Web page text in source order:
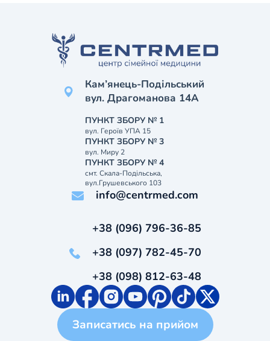
Кам’янець-Подільський
вул. Драгоманова 14А
ПУНКТ ЗБОРУ № 1
вул. Героїв УПА 15
ПУНКТ ЗБОРУ № 3
вул. Миру 2
ПУНКТ ЗБОРУ № 4
смт. Скала-Подільська,
вул.Грушевського 103
info@centrmed.com
+38 (096) 796-36-85
+38 (097) 782-45-70
+38 (098) 812-63-48
Записатись на прийом